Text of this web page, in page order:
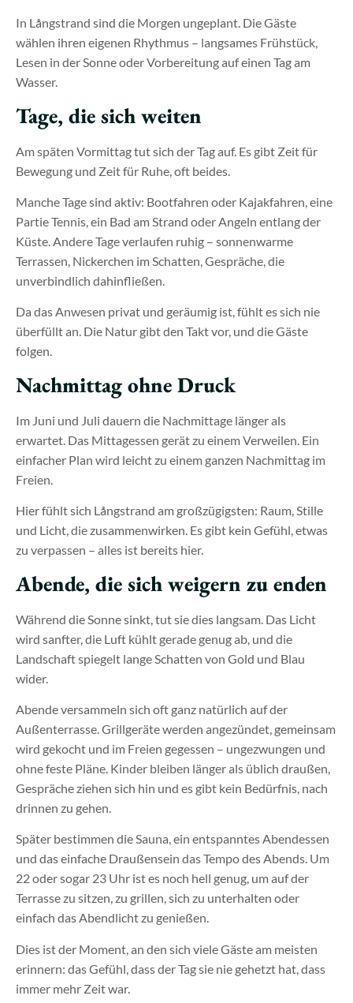
In Långstrand sind die Morgen ungeplant. Die Gäste
wählen ihren eigenen Rhythmus – langsames Frühstück,
Lesen in der Sonne oder Vorbereitung auf einen Tag am
Wasser.
Tage, die sich weiten
Am späten Vormittag tut sich der Tag auf. Es gibt Zeit für
Bewegung und Zeit für Ruhe, oft beides.
Manche Tage sind aktiv: Bootfahren oder Kajakfahren, eine
Partie Tennis, ein Bad am Strand oder Angeln entlang der
Küste. Andere Tage verlaufen ruhig – sonnenwarme
Terrassen, Nickerchen im Schatten, Gespräche, die
unverbindlich dahinfließen.
Da das Anwesen privat und geräumig ist, fühlt es sich nie
überfüllt an. Die Natur gibt den Takt vor, und die Gäste
folgen.
Nachmittag ohne Druck
Im Juni und Juli dauern die Nachmittage länger als
erwartet. Das Mittagessen gerät zu einem Verweilen. Ein
einfacher Plan wird leicht zu einem ganzen Nachmittag im
Freien.
Hier fühlt sich Långstrand am großzügigsten: Raum, Stille
und Licht, die zusammenwirken. Es gibt kein Gefühl, etwas
zu verpassen – alles ist bereits hier.
Abende, die sich weigern zu enden
Während die Sonne sinkt, tut sie dies langsam. Das Licht
wird sanfter, die Luft kühlt gerade genug ab, und die
Landschaft spiegelt lange Schatten von Gold und Blau
wider.
Abende versammeln sich oft ganz natürlich auf der
Außenterrasse. Grillgeräte werden angezündet, gemeinsam
wird gekocht und im Freien gegessen – ungezwungen und
ohne feste Pläne. Kinder bleiben länger als üblich draußen,
Gespräche ziehen sich hin und es gibt kein Bedürfnis, nach
drinnen zu gehen.
Später bestimmen die Sauna, ein entspanntes Abendessen
und das einfache Draußensein das Tempo des Abends. Um
22 oder sogar 23 Uhr ist es noch hell genug, um auf der
Terrasse zu sitzen, zu grillen, sich zu unterhalten oder
einfach das Abendlicht zu genießen.
Dies ist der Moment, an den sich viele Gäste am meisten
erinnern: das Gefühl, dass der Tag sie nie gehetzt hat, dass
immer mehr Zeit war.